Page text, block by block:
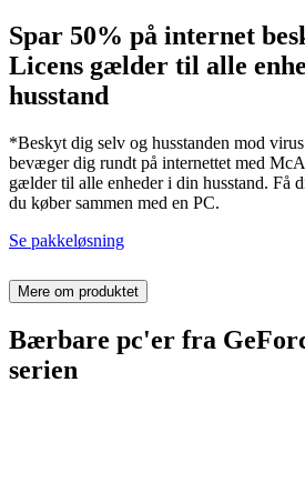
Spar 50% på internet
Licens gælder til alle
husstand
*Beskyt dig selv og husstanden mod
bevæger dig rundt på internettet med
gælder til alle enheder i din husstand. Få
du køber sammen med en PC.
Se pakkeløsning
Mere om produktet
Bærbare pc'er fra
serien